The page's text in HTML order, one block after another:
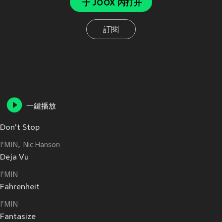
于 JOOX 内打开
訂閱
一鍵播放
Don't Stop
I'MIN Nic Hanson
Deja Vu
I'MIN
Fahrenheit
I'MIN
Fantasize